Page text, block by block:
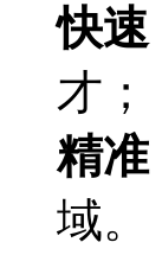
快速
才；
精准
域。